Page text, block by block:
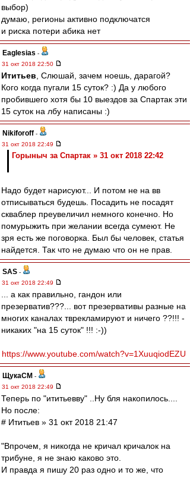
выбор)
думаю, регионы активно подключатся
и риска потери абика нет
Eaglesias -
31 окт 2018 22:50
Ититьев , Слюшай, зачем ноешь, дарагой?
Кого когда пугали 15 суток? :) Да у любого
пробившего хотя бы 10 выездов за Спартак эти
15 суток на лбу написаны :)
Nikiforoff -
31 окт 2018 22:49
Горыныч за Спартак » 31 окт 2018 22:42
Надо будет нарисуют... И потом не на вв
отписываться будешь. Посадить не посадят
скваблер преувеличил немного конечно. Но
помурыжить при желании всегда сумеют. Не
зря есть же поговорка. Был бы человек, статья
найдется. Так что не думаю что он не прав.
SAS -
31 окт 2018 22:49
... а как правильно, гандон или
презерватив???... вот презервативы разные на
многих каналах тврекламируют и ничего ??!!! -
никаких "на 15 суток" !!! :-))
https://www.youtube.com/watch?v=1XuuqiodEZU
ЩукаСМ -
31 окт 2018 22:49
Теперь по "ититьевву" ..Ну бля накопилось....
Но после:
# Ититьев » 31 окт 2018 21:47
"Впрочем, я никогда не кричал кричалок на
трибуне, я не знаю каково это.
И правда я пишу 20 раз одно и то же, что